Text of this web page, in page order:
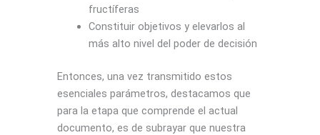
fructíferas
Constituir objetivos y elevarlos al
más alto nivel del poder de decisión
Entonces, una vez transmitido estos
esenciales parámetros, destacamos que
para la etapa que comprende el actual
documento, es de subrayar que nuestra